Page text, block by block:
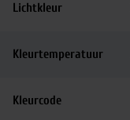
Lichtkleur
Kleurtemperatuur
Kleurcode